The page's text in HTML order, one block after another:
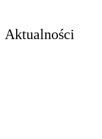
Aktualności